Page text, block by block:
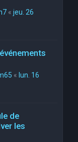
« jeu. 26
« lun. 16
de
les